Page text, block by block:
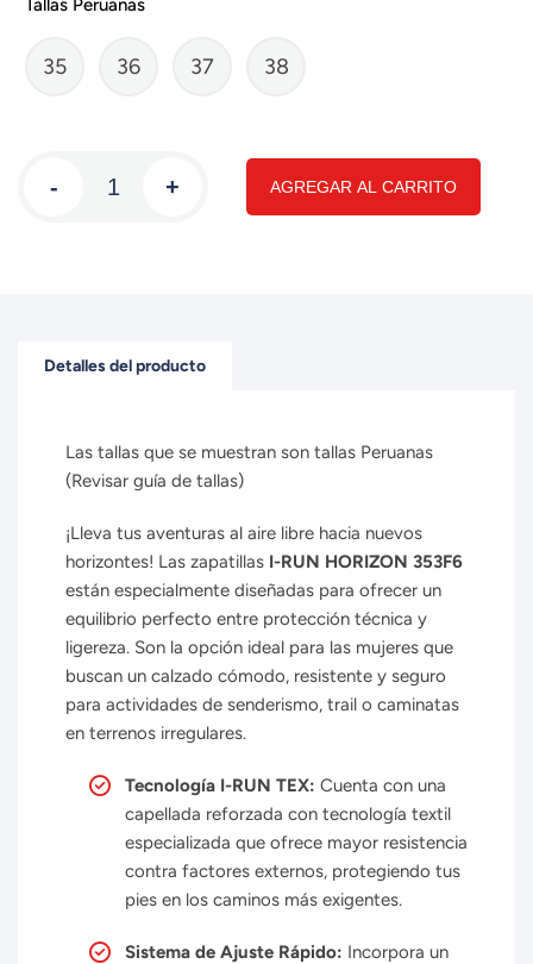
Tallas Peruanas
35 36 37 38
- + AGREGAR AL CARRITO
Detalles del producto
Las tallas que se muestran son tallas Peruanas
(Revisar guía de tallas)
¡Lleva tus aventuras al aire libre hacia nuevos
horizontes! Las zapatillas I-RUN HORIZON 353F6
están especialmente diseñadas para ofrecer un
equilibrio perfecto entre protección técnica y
ligereza. Son la opción ideal para las mujeres que
buscan un calzado cómodo, resistente y seguro
para actividades de senderismo, trail o caminatas
en terrenos irregulares.
Tecnología I-RUN TEX: Cuenta con una
capellada reforzada con tecnología textil
especializada que ofrece mayor resistencia
contra factores externos, protegiendo tus
pies en los caminos más exigentes.
Sistema de Ajuste Rápido: Incorpora un